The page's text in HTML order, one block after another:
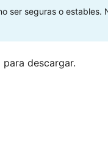
ser seguras o estables.
descargar.